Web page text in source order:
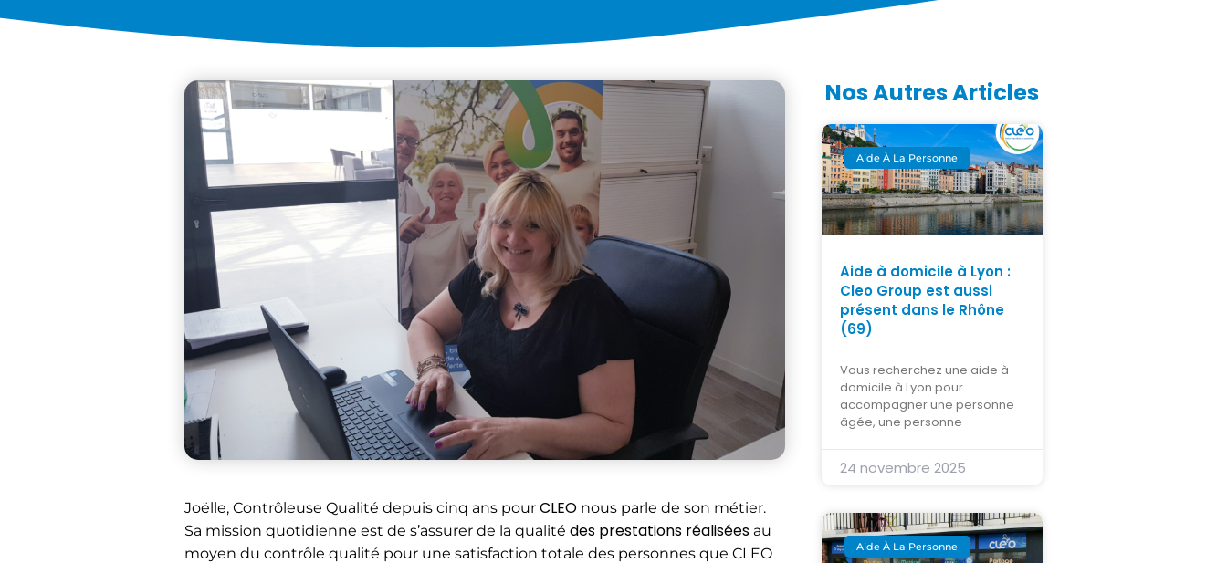
Joëlle, Contrôleuse Qualité depuis cinq ans pour CLEOnous parle de son métier.
Sa mission quotidienne est de s’assurer de la qualité des prestations réaliséesau
moyen du contrôle qualité pour une satisfaction totale des personnes que CLEO
Nos Autres Articles
Aide À La Personne
Aide à domicile à Lyon :
Cleo Group est aussi
présent dans le Rhône
(69)
Vous recherchez une aide à
domicile à Lyon pour
accompagner une personne
âgée, une personne
24 novembre 2025
Aide À La Personne